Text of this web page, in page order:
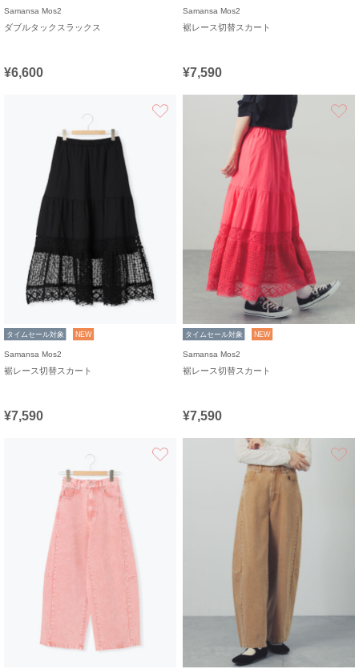
Samansa Mos2
ダブルタックスラックス
¥6,600
Samansa Mos2
裾レース切替スカート
¥7,590
タイムセール対象 NEW
Samansa Mos2
裾レース切替スカート
¥7,590
タイムセール対象 NEW
Samansa Mos2
裾レース切替スカート
¥7,590